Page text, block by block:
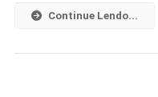
Continue Lendo...